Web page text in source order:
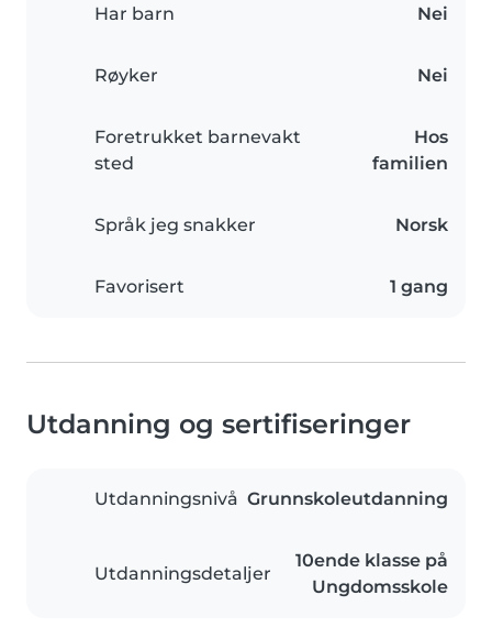
Har barn Nei
Røyker Nei
Foretrukket barnevakt
sted
Hos
familien
Språk jeg snakker Norsk
Favorisert 1 gang
Utdanning og sertifiseringer
Utdanningsnivå Grunnskoleutdanning
Utdanningsdetaljer
10ende klasse på
Ungdomsskole